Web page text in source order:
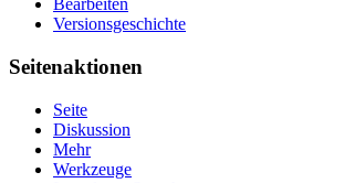
Bearbeiten
Versionsgeschichte
Seitenaktionen
Seite
Diskussion
Mehr
Werkzeuge